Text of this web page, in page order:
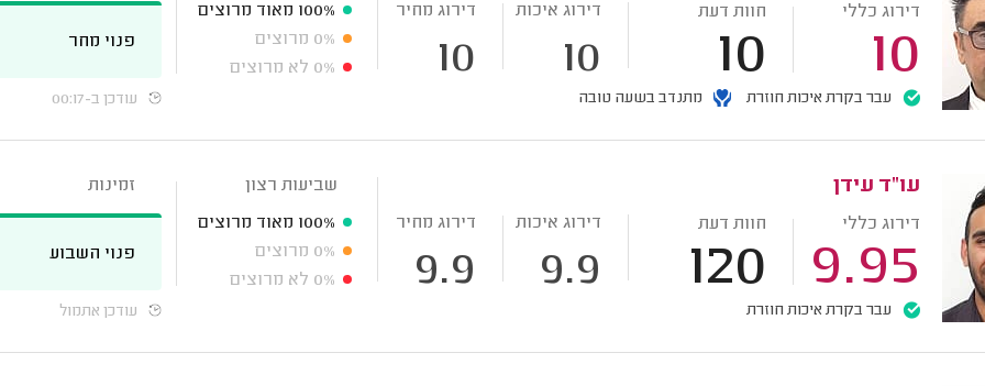
דירוג כללי
10
חוות דעת
10
דירוג איכות
10
דירוג מחיר
10
עבר בקרת איכות חוזרת מתנדב בשעה טובה
100% מאוד מרוצים
0% מרוצים
0% לא מרוצים
פנוי מחר
עודכן ב-00:17
עו"ד עידן
דירוג כללי
9.95
חוות דעת
120
דירוג איכות
9.9
דירוג מחיר
9.9
עבר בקרת איכות חוזרת
שביעות רצון
100% מאוד מרוצים
0% מרוצים
0% לא מרוצים
זמינות
פנוי השבוע
עודכן אתמול